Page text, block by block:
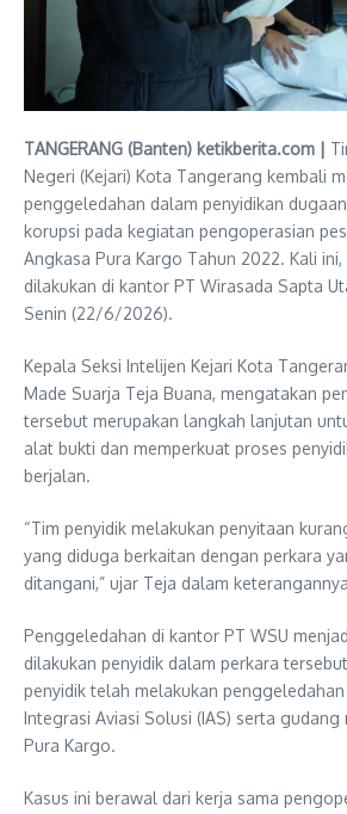
TANGERANG (Banten) ketikberita.com |
Negeri (Kejari) Kota Tangerang kembali
penggeledahan dalam penyidikan
korupsi pada kegiatan pengoperasian
Angkasa Pura Kargo Tahun 2022. Kali
dilakukan di kantor PT Wirasada Sapta
Senin (22/6/2026).
Kepala Seksi Intelijen Kejari Kota
Made Suarja Teja Buana, mengatakan
tersebut merupakan langkah lanjutan
alat bukti dan memperkuat proses
berjalan.
“Tim penyidik melakukan penyitaan
yang diduga berkaitan dengan perkara
ditangani,” ujar Teja dalam
Penggeledahan di kantor PT WSU
dilakukan penyidik dalam perkara
penyidik telah melakukan
Integrasi Aviasi Solusi (IAS) serta gudang
Pura Kargo.
Kasus ini berawal dari kerja sama